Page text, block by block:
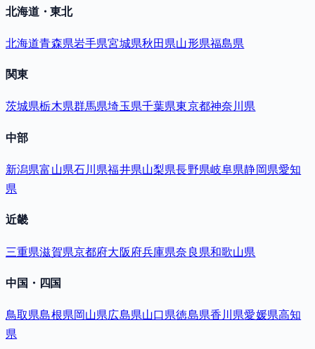
北海道・東北
北海道青森県岩手県宮城県秋田県山形県福島県
関東
茨城県栃木県群馬県埼玉県千葉県東京都神奈川県
中部
新潟県富山県石川県福井県山梨県長野県岐阜県静岡県愛知
県
近畿
三重県滋賀県京都府大阪府兵庫県奈良県和歌山県
中国・四国
鳥取県島根県岡山県広島県山口県徳島県香川県愛媛県高知
県